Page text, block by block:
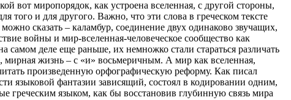
вот миропорядок, как устроена вселенная, с другой стороны,
и для другого. Важно, что эти слова в греческом тексте
сказать – каламбур, соединение двух одинаково звучащих,
войны и мир-вселенная-человеческое сообщество как
деле еще раньше, их немножко стали стараться различать
жизнь – с «и» восьмеричным. А мир как вселенная,
произведенную орфографическую реформу. Как писал
языковой фантазии зависящий, состоял в кодировании одним,
греческим языком, как бы восстановив глубинную связь мира